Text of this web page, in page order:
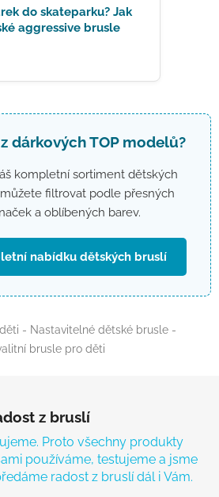
do skateparku? Jak
aggressive brusle
dárkových TOP modelů?
kompletní sortiment dětských
filtrovat podle přesných
a oblíbených barev.
nabídku dětských bruslí
- Nastavitelné dětské brusle -
brusle pro děti
z bruslí
Proto všechny produkty
používáme, testujeme a jsme
radost z bruslí dál i Vám.